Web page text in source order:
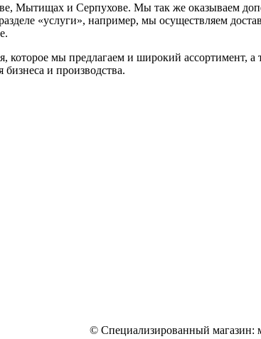
Мытищах и Серпухове. Мы так же оказываем
«услуги», например, мы осуществляем
которое мы предлагаем и широкий ассортимент,
и производства.
© Специализированный магазин: